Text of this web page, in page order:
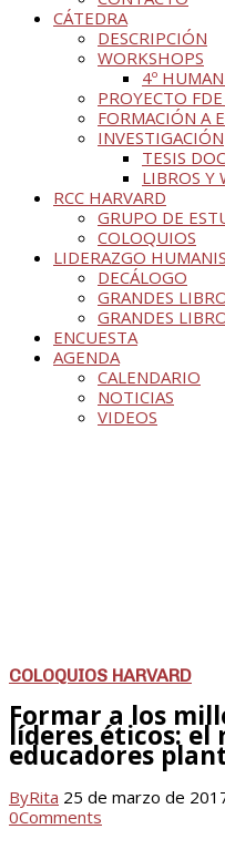
CÁTEDRA
DESCRIPCIÓN
WORKSHOPS
4º
PROYECTO
FORMACIÓN A
INVESTIGACIÓN
TESIS
LIBROS Y
RCC HARVARD
GRUPO DE
COLOQUIOS
LIDERAZGO
DECÁLOGO
GRANDES
GRANDES
ENCUESTA
AGENDA
CALENDARIO
NOTICIAS
VIDEOS
COLOQUIOS HARVARD
Formar a los
líderes éticos: el
educadores
ByRita 25 de marzo de
0Comments